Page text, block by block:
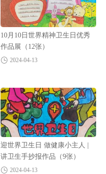
10月10日世界精神卫生日优秀
作品展（12张）
2024-04-13
迎世界卫生日 做健康小主人 |
讲卫生手抄报作品（9张）
2024-04-13